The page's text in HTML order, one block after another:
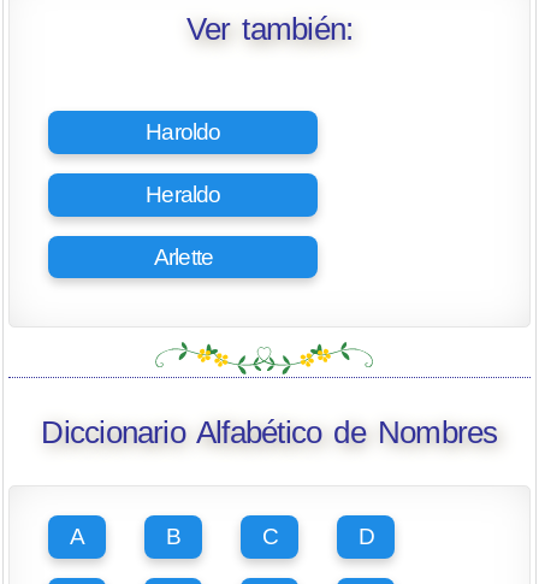
Ver también:
Haroldo
Heraldo
Arlette
Diccionario Alfabético de Nombres
A B C D